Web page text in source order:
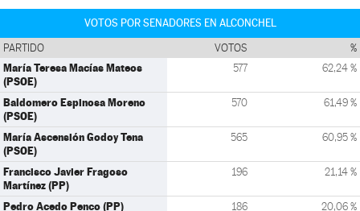
VOTOS POR SENADORES EN ALCONCHEL
PARTIDO VOTOS %
María Teresa Macías Mateos
(PSOE)
577 62,24 %
Baldomero Espinosa Moreno
(PSOE)
570 61,49 %
María Ascensión Godoy Tena
(PSOE)
565 60,95 %
Francisco Javier Fragoso
Martínez (PP)
196 21,14 %
Pedro Acedo Penco (PP) 186 20,06 %